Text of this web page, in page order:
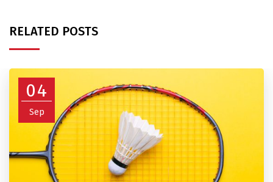
RELATED POSTS
04
Sep